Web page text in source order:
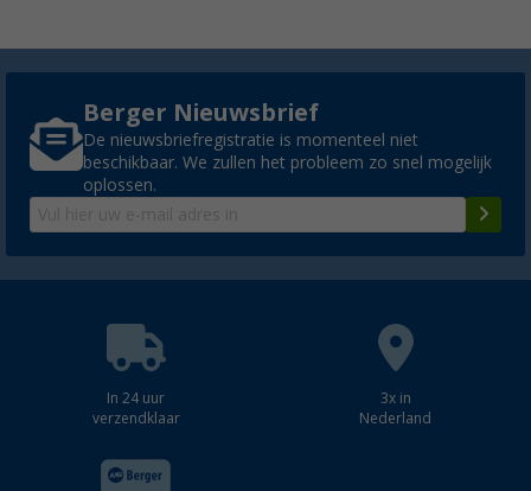
Berger Nieuwsbrief
De nieuwsbriefregistratie is momenteel niet
beschikbaar. We zullen het probleem zo snel mogelijk
oplossen.
In 24 uur
verzendklaar
3x in
Nederland